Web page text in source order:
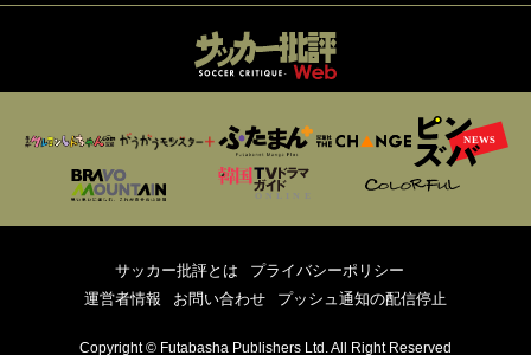
サッカー批評とは
プライバシーポリシー
運営者情報
お問い合わせ プッシュ通知の配信停止
Copyright © Futabasha Publishers Ltd. All Right Reserved